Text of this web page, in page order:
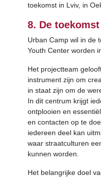
toekomst in Lviv, in
8. De toekomst
Urban Camp wil in de
Youth Center worden
Het projectteam
instrument zijn om
in staat zijn om de
In dit centrum krijgt
ontplooien en
en contacten op te
iedereen deel kan
waar straatculturen
kunnen worden.
Het belangrijke doel